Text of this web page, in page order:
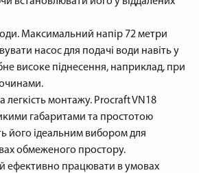
Максимальний напір 72 метри
насос для подачі води навіть у
високе піднесення, наприклад, при
легкість монтажу. Procraft VN18
габаритами та простотою
його ідеальним вибором для
обмеженого простору.
ефективно працювати в умовах